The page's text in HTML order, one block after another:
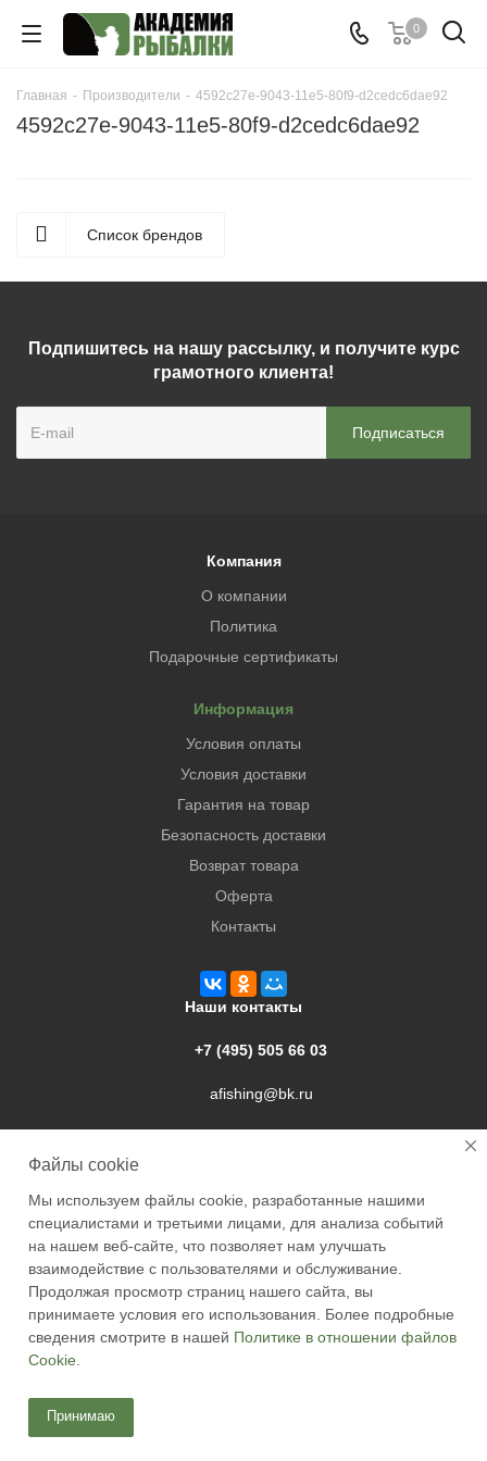
0
Главная - Производители - 4592c27e-9043-11e5-80f9-d2cedc6dae92
4592c27e-9043-11e5-80f9-d2cedc6dae92
Список брендов
Подпишитесь на нашу рассылку, и получите курс
грамотного клиента!
Компания
О компании
Политика
Подарочные сертификаты
Информация
Условия оплаты
Условия доставки
Гарантия на товар
Безопасность доставки
Возврат товара
Оферта
Контакты
Наши контакты
+7 (495) 505 66 03
afishing@bk.ru
2026 © Academyfishing - продажа товаров для рыбалки по
Москве и России
Файлы cookie
Мы используем файлы cookie, разработанные нашими
специалистами и третьими лицами, для анализа событий
на нашем веб-сайте, что позволяет нам улучшать
взаимодействие с пользователями и обслуживание.
Продолжая просмотр страниц нашего сайта, вы
принимаете условия его использования. Более подробные
сведения смотрите в нашей Политике в отношении файлов
Cookie
Принимаю